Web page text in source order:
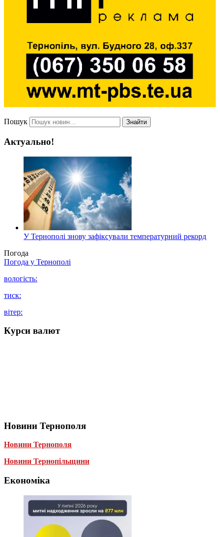
Пошук Знайти
Актуально!
У Тернополі знову зафіксували температурний рекорд
Погода
Погода у Тернополі
вологість:
тиск:
вітер:
Курси валют
Новини Тернополя
Новини Тернополя
Новини Тернопільщини
Економіка